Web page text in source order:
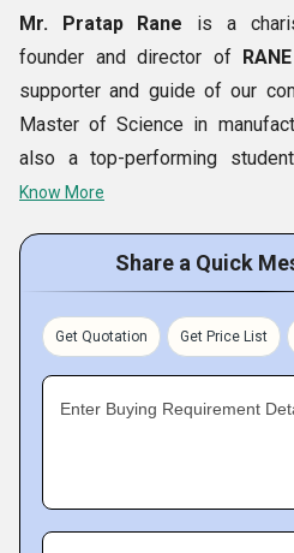
Mr. Pratap Rane is a
founder and director of
supporter and guide of our
Master of Science in
also a top-performing
Massachusetts, USA. It lays a
Our director, managers and
commercial ability, rich
company. They all are attentive
demands and fully cooperate
Business Facts:
Know More
Share a Quick
Get Quotation Get Price List
Enter Buying Requirement